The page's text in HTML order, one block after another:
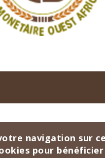
navigation sur
pour